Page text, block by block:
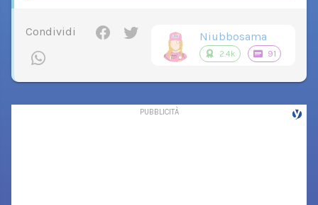
Condividi Niubbosama
2.4k 91